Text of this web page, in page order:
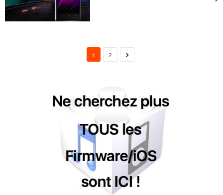
1 2